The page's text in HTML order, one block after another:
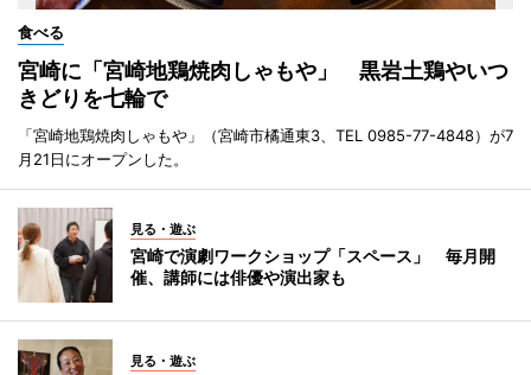
食べる
宮崎に「宮崎地鶏焼肉しゃもや」 黒岩土鶏やいつ
きどりを七輪で
「宮崎地鶏焼肉しゃもや」（宮崎市橘通東3、TEL 0985-77-4848）が7
月21日にオープンした。
見る・遊ぶ
宮崎で演劇ワークショップ「スペース」 毎月開
催、講師には俳優や演出家も
見る・遊ぶ